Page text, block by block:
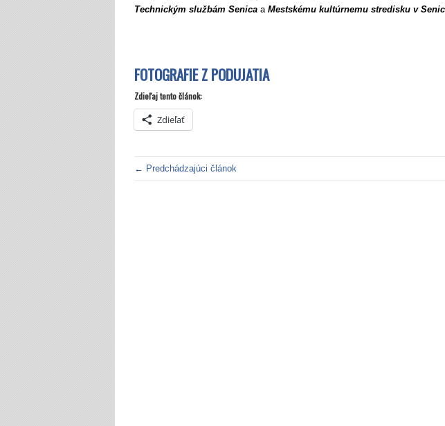
Technickým službám Senica a Mestskému kultúrnemu stredisku v
FOTOGRAFIE Z PODUJATIA
Zdieľaj tento článok:
Zdieľať
← Predchádzajúci článok